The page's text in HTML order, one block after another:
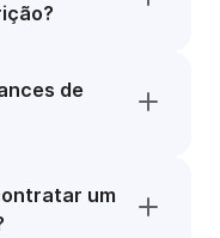
de
um